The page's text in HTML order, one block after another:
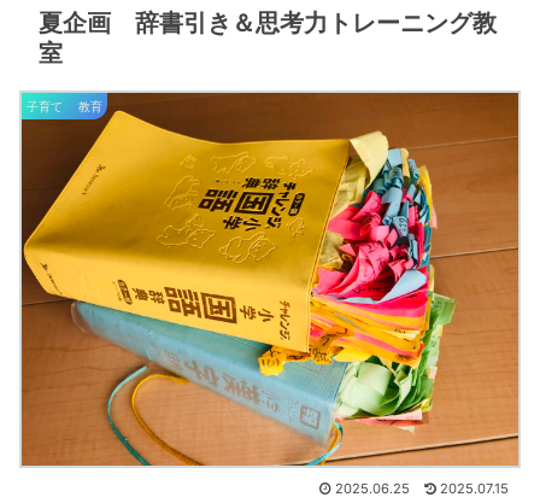
夏企画 辞書引き＆思考力トレーニング教
室
子育て 教育
2025.06.25 2025.07.15